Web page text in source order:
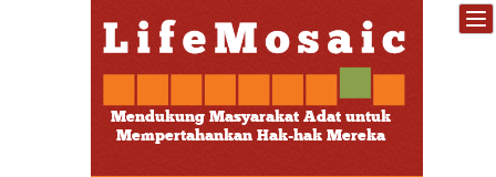
Mendukung Masyarakat Adat untuk
Mempertahankan Hak-hak Mereka